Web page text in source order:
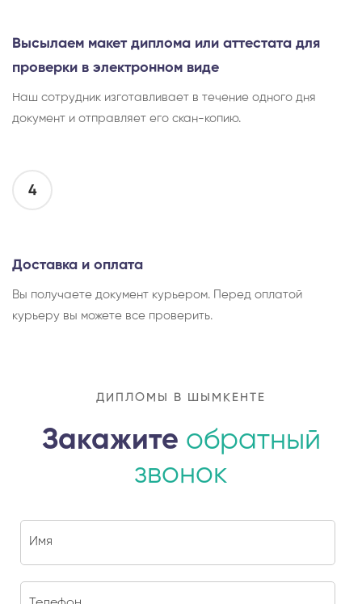
Высылаем макет диплома или аттестата для
проверки в электронном виде
Наш сотрудник изготавливает в течение одного дня
документ и отправляет его скан-копию.
4
Доставка и оплата
Вы получаете документ курьером. Перед оплатой
курьеру вы можете все проверить.
ДИПЛОМЫ В ШЫМКЕНТЕ
Закажите обратный
звонок